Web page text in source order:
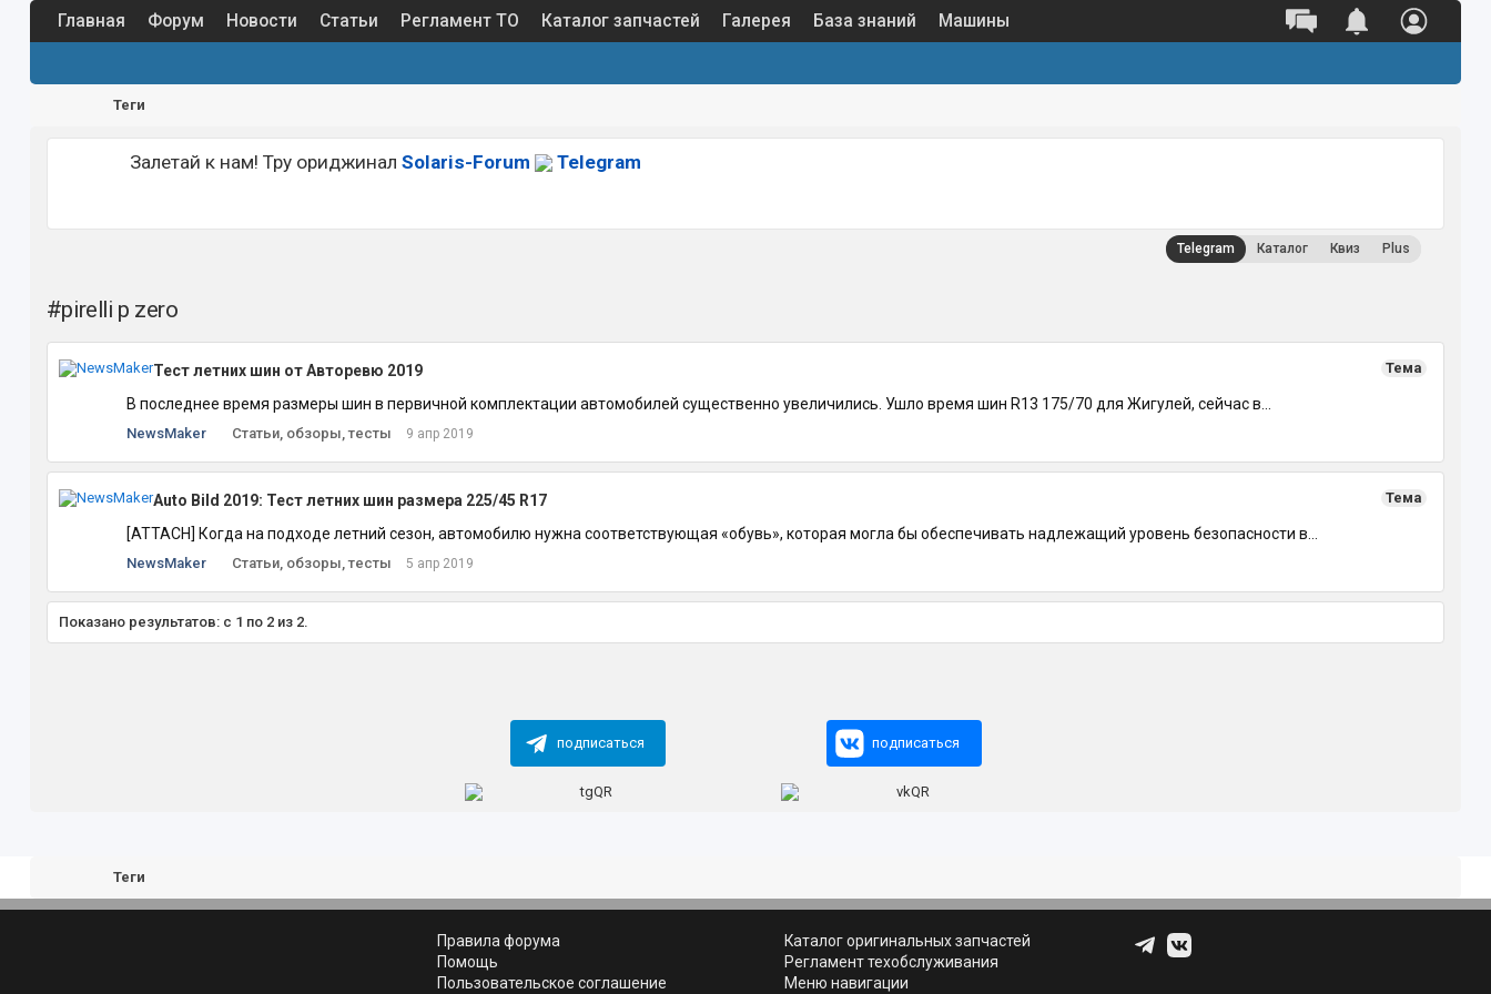
Главная Форум Новости Статьи Регламент ТО Каталог запчастей Галерея База знаний Машины
Теги
Залетай к нам! Тру ориджинал Solaris-Forum Telegram
Telegram Каталог Квиз Plus
#pirelli p zero
Тема
Тест летних шин от Авторевю 2019
В последнее время размеры шин в первичной комплектации автомобилей существенно увеличились. Ушло время шин R13 175/70 для Жигулей, сейчас в...
NewsMaker Статьи, обзоры, тесты 9 апр 2019
Тема
Auto Bild 2019: Тест летних шин размера 225/45 R17
[ATTACH] Когда на подходе летний сезон, автомобилю нужна соответствующая «обувь», которая могла бы обеспечивать надлежащий уровень безопасности в...
NewsMaker Статьи, обзоры, тесты 5 апр 2019
Показано результатов: с 1 по 2 из 2.
подписаться подписаться
Теги
Правила форума
Помощь
Пользовательское соглашение
Каталог оригинальных запчастей
Регламент техобслуживания
Меню навигации